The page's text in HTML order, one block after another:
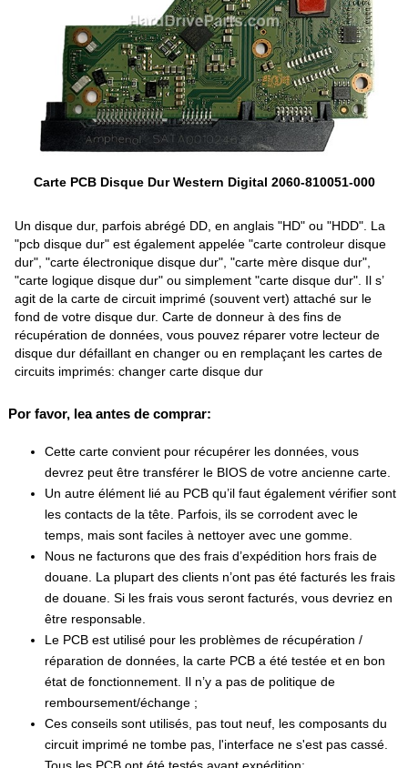
Carte PCB Disque Dur Western Digital 2060-810051-000
Un disque dur, parfois abrégé DD, en anglais "HD" ou "HDD". La
"pcb disque dur" est également appelée "carte controleur disque
dur", "carte électronique disque dur", "carte mère disque dur",
"carte logique disque dur" ou simplement "carte disque dur". Il s’
agit de la carte de circuit imprimé (souvent vert) attaché sur le
fond de votre disque dur. Carte de donneur à des fins de
récupération de données, vous pouvez réparer votre lecteur de
disque dur défaillant en changer ou en remplaçant les cartes de
circuits imprimés: changer carte disque dur
Por favor, lea antes de comprar:
Cette carte convient pour récupérer les données, vous
devrez peut être transférer le BIOS de votre ancienne carte.
Un autre élément lié au PCB qu’il faut également vérifier sont
les contacts de la tête. Parfois, ils se corrodent avec le
temps, mais sont faciles à nettoyer avec une gomme.
Nous ne facturons que des frais d’expédition hors frais de
douane. La plupart des clients n’ont pas été facturés les frais
de douane. Si les frais vous seront facturés, vous devriez en
être responsable.
Le PCB est utilisé pour les problèmes de récupération /
réparation de données, la carte PCB a été testée et en bon
état de fonctionnement. Il n’y a pas de politique de
remboursement/échange ;
Ces conseils sont utilisés, pas tout neuf, les composants du
circuit imprimé ne tombe pas, l'interface ne s'est pas cassé.
Tous les PCB ont été testés avant expédition;